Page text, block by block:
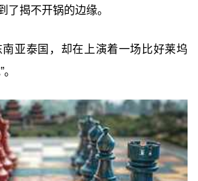
了揭不开锅的边缘。
亚泰国，却在上演着一场比好莱坞